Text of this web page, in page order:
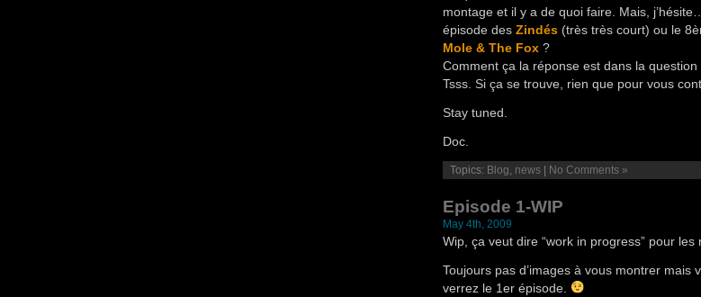
montage et il y a de quoi faire. Mais,
épisode des Zindés (très très court) ou le
Mole & The Fox ?
Comment ça la réponse est dans la question
Tsss. Si ça se trouve, rien que pour vous
Stay tuned.
Doc.
Topics: Blog news No Comments »
Episode 1-WIP
May 4th, 2009
Wip, ça veut dire “work in progress” pour les
Toujours pas d’images à vous montrer
verrez le 1er épisode.